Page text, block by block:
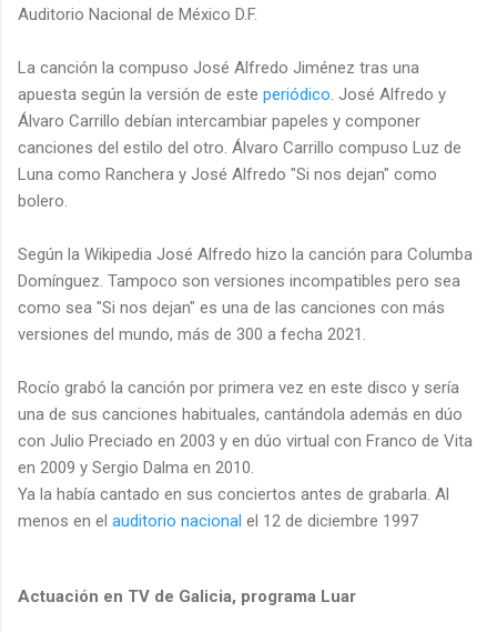
Auditorio Nacional de México D.F.
La canción la compuso José Alfredo Jiménez tras una
apuesta según la versión de este periódico. José Alfredo y
Álvaro Carrillo debían intercambiar papeles y componer
canciones del estilo del otro. Álvaro Carrillo compuso Luz de
Luna como Ranchera y José Alfredo "Si nos dejan" como
bolero.
Según la Wikipedia José Alfredo hizo la canción para Columba
Domínguez. Tampoco son versiones incompatibles pero sea
como sea "Si nos dejan" es una de las canciones con más
versiones del mundo, más de 300 a fecha 2021.
Rocío grabó la canción por primera vez en este disco y sería
una de sus canciones habituales, cantándola además en dúo
con Julio Preciado en 2003 y en dúo virtual con Franco de Vita
en 2009 y Sergio Dalma en 2010.
Ya la había cantado en sus conciertos antes de grabarla. Al
menos en el auditorio nacional el 12 de diciembre 1997
Actuación en TV de Galicia, programa Luar